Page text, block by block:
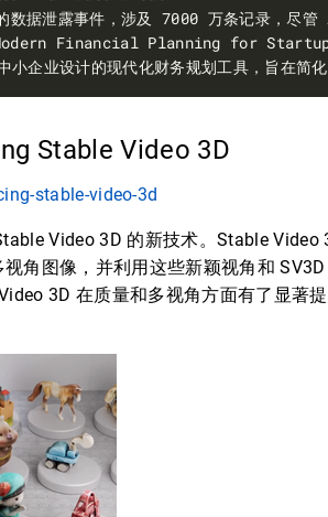
Stable Video 3D
stable-video-3d
Video 3D 的新技术。Stable Video
角图像，并利用这些新颖视角和
3D 在质量和多视角方面有了显著